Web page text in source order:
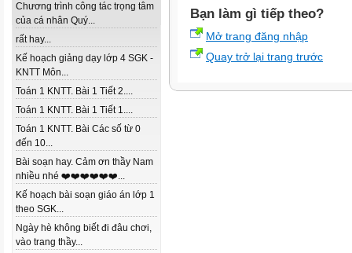
Chương trình công tác trọng tâm
của cá nhân Quý...
rất hay...
Kế hoạch giảng dạy lớp 4 SGK -
KNTT Môn...
Toán 1 KNTT. Bài 1 Tiết 2....
Toán 1 KNTT. Bài 1 Tiết 1....
Toán 1 KNTT. Bài Các số từ 0
đến 10...
Bài soạn hay. Cảm ơn thầy Nam
nhiều nhé ❤️❤️❤️❤️❤️❤️...
Kế hoạch bài soạn giáo án lớp 1
theo SGK...
Ngày hè không biết đi đâu chơi,
vào trang thầy...
Bạn làm gì tiếp theo?
Mở trang đăng nhập
Quay trở lại trang trước